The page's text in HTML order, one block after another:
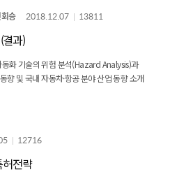
승 2018.12.07 13811
결과)
화 기술의 위험 분석(Hazard Analysis)과
향 및 국내 자동차·항공 분야 산업 동향 소개
12716
허전략